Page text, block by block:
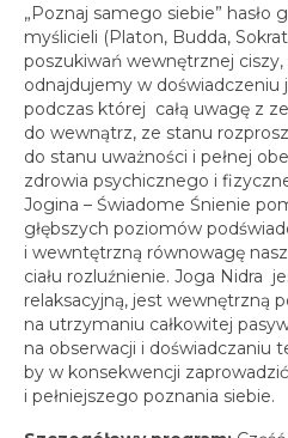
„Poznaj samego siebie” hasło
myślicieli (Platon, Budda,
poszukiwań wewnętrznej
odnajdujemy w doświadczeniu
podczas której całą uwagę z
do wewnątrz, ze stanu
do stanu uważności i pełnej
zdrowia psychicznego i
Jogina – Świadome Śnienie
głębszych poziomów
i wewntętrzną równowagę
ciału rozluźnienie. Joga Nidra
relaksacyjną, jest wewnętrzną
na utrzymaniu całkowitej
na obserwacji i doświadczaniu
by w konsekwencji
i pełniejszego poznania siebie.